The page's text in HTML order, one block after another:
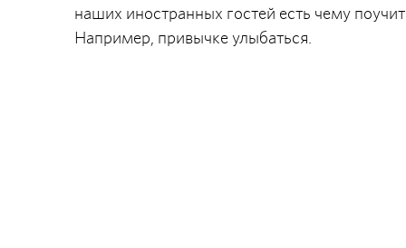
наших иностранных гостей есть чему
Например, привычке улыбаться.